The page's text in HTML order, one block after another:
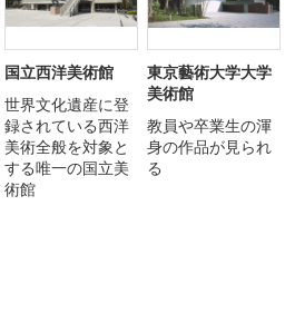
国立西洋美術館
世界文化遺産に登
録されている西洋
美術全般を対象と
する唯一の国立美
術館
東京藝術大学大学
美術館
教員や卒業生の渾
身の作品が見られ
る